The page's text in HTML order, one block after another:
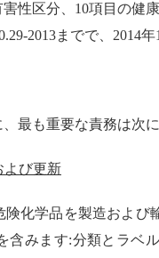
性区分、 10項目の健
2013までで、 2014年
最も重要な責務は次
よび更新
険化学品を製造および
含みます:分類とラベ